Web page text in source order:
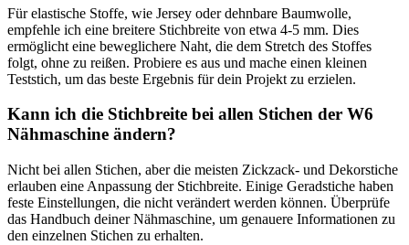
Für elastische Stoffe, wie Jersey oder‌ dehnbare Baumwolle,
empfehle ich eine breitere​ Stichbreite von etwa 4-5 mm. Dies
ermöglicht eine beweglichere Naht, die dem⁢ Stretch des Stoffes
folgt, ohne zu reißen. Probiere es aus⁣ und mache⁤ einen kleinen
Teststich, um das ‌beste Ergebnis für dein Projekt zu erzielen.
Kann ich die Stichbreite bei allen Stichen ‌der W6
Nähmaschine ändern?
Nicht bei ‍allen Stichen, aber ‍die​ meisten Zickzack- und Dekorstiche
erlauben eine Anpassung der Stichbreite. Einige⁢ Geradstiche haben
feste Einstellungen, die nicht verändert werden⁤ können. Überprüfe
das Handbuch deiner ⁤Nähmaschine,‌ um genauere ​Informationen zu
den einzelnen Stichen zu erhalten.